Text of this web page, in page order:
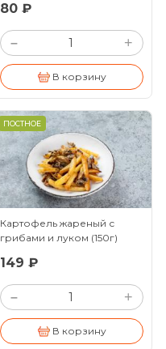
80 ₽
– +
В корзину
ПОСТНОЕ
Картофель жареный с
грибами и луком (150г)
149 ₽
– +
В корзину